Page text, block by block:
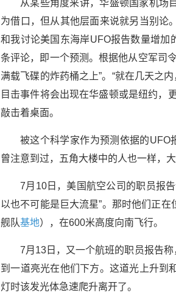
从某些角度来讲，华盛顿国家机
为借口，但从其他层面来说就另当别论
和我讨论美国东海岸UFO报告数量增加
条评论，即一个预测。根据他从空军司
满载飞碟的炸药桶之上”。“就在几天之
目击事件将会出现在华盛顿或是纽约，
敲击着桌面。
被这个科学家作为预测依据的UFO
曾注意到过，五角大楼中的人也一样，
7月10日，美国航空公司的职员报
以也不可能是巨大流星”。那时他们正
舰队基地），在600米高度向南飞行。
7月13日，又一个航班的职员报告
到一道亮光在他们下方。这道光上升到
灯时该发光体急速爬升离开了。